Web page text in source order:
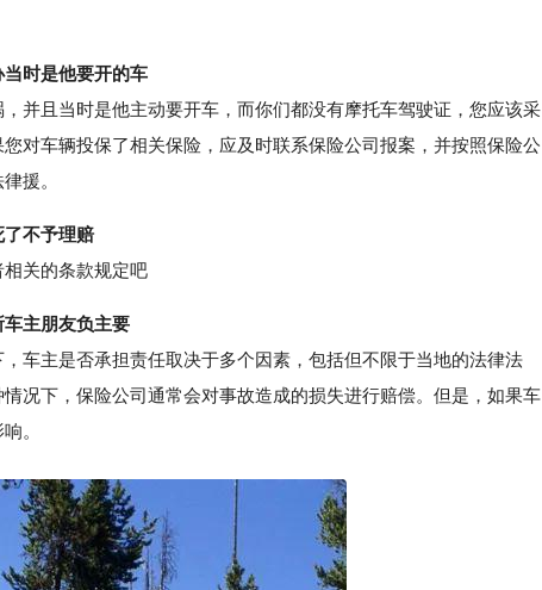
时是他要开的车
且当时是他主动要开车，而你们都没有摩托车驾驶证，您应该采
对车辆投保了相关保险，应及时联系保险公司报案，并按照保险公
援。
不予理赔
关的条款规定吧
主朋友负主要
主是否承担责任取决于多个因素，包括但不限于当地的法律法
况下，保险公司通常会对事故造成的损失进行赔偿。但是，如果车
。